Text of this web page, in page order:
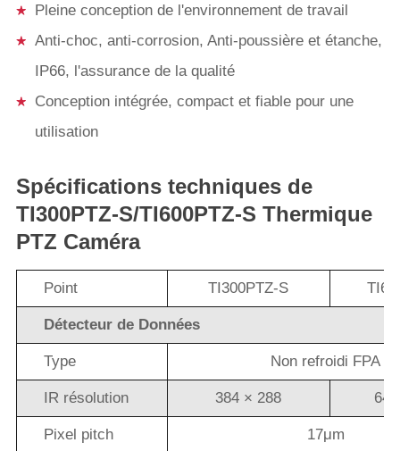
Pleine conception de l'environnement de travail
Anti-choc, anti-corrosion, Anti-poussière et étanche,
IP66, l'assurance de la qualité
Conception intégrée, compact et fiable pour une
utilisation
Spécifications techniques de
TI300PTZ-S/TI600PTZ-S Thermique
PTZ Caméra
Point TI300PTZ-S
Détecteur de Données
Type Non refroidi FPA
IR résolution 384 × 288
Pixel pitch 17μm